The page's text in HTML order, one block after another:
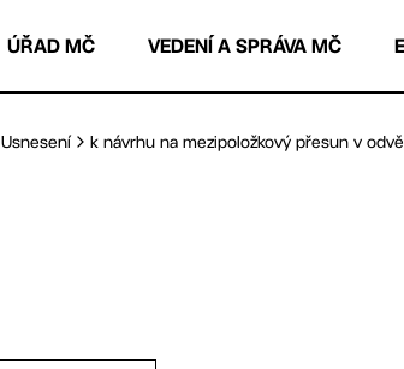
ÚŘAD MČ VEDENÍ A SPRÁVA MČ
Usnesení k návrhu na mezipoložkový přesun v